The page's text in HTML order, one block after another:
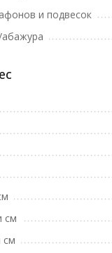
и подвесок
см
см